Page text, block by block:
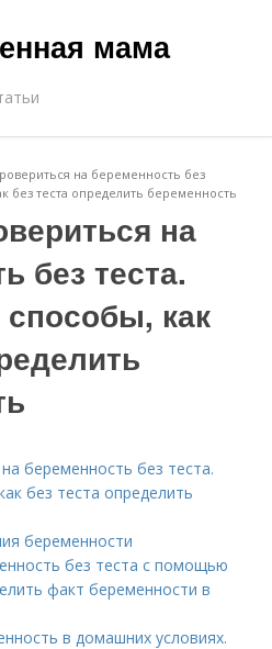
мама
на беременность без
без теста определить беременность
на
без теста.
как
беременность без теста.
без теста определить
беременности
без теста с помощью
факт беременности в
в домашних условиях.